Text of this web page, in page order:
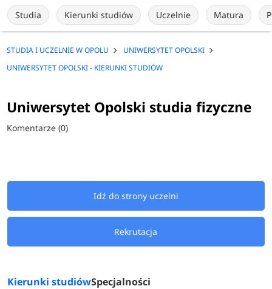
Studia Kierunki studiów Uczelnie Matura
STUDIA I UCZELNIE W OPOLU
UNIWERSYTET OPOLSKI
UNIWERSYTET OPOLSKI - KIERUNKI STUDIÓW
Uniwersytet Opolski studia fizyczne
Komentarze (0)
Idź do strony uczelni
Rekrutacja
Kierunki studiówSpecjalności